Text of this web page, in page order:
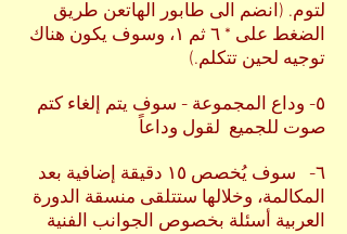
لتوم. (انضم الى طابور الهاتعن طريق
الضغط على * ٦ ثم ١، وسوف يكون هناك
توجيه لحين تتكلم.)
٥- وداع المجموعة - سوف يتم إلغاء كتم
صوت للجميع لقول وداعاً
٦- سوف يُخصص ١٥ دقيقة إضافية بعد
المكالمة، وخلالها ستتلقى منسقة الدورة
العربية أسئلة بخصوص الجوانب الفنية